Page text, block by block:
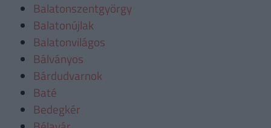
Balatonszentgyörgy
Balatonújlak
Balatonvilágos
Bálványos
Bárdudvarnok
Baté
Bedegkér